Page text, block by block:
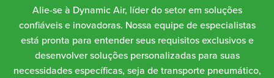
Alie-se à Dynamic Air, líder do setor em soluções
confiáveis e inovadoras. Nossa equipe de especialistas
está pronta para entender seus requisitos exclusivos e
desenvolver soluções personalizadas para suas
necessidades específicas, seja de transporte pneumático,